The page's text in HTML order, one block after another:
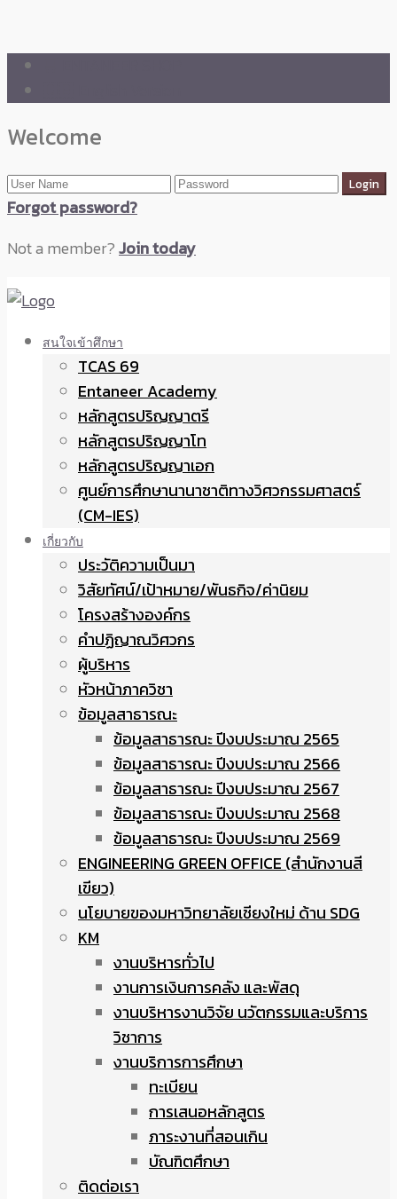
Welcome
Forgot password?
Not a member?Join today
สนใจเข้าศึกษา
TCAS 69
Entaneer Academy
หลักสูตรปริญญาตรี
หลักสูตรปริญญาโท
หลักสูตรปริญญาเอก
ศูนย์การศึกษานานาชาติทางวิศวกรรมศาสตร์
(CM-IES)
เกี่ยวกับ
ประวัติความเป็นมา
วิสัยทัศน์/เป้าหมาย/พันธกิจ/ค่านิยม
โครงสร้างองค์กร
คำปฏิญาณวิศวกร
ผู้บริหาร
หัวหน้าภาควิชา
ข้อมูลสาธารณะ
ข้อมูลสาธารณะ ปีงบประมาณ 2565
ข้อมูลสาธารณะ ปีงบประมาณ 2566
ข้อมูลสาธารณะ ปีงบประมาณ 2567
ข้อมูลสาธารณะ ปีงบประมาณ 2568
ข้อมูลสาธารณะ ปีงบประมาณ 2569
ENGINEERING GREEN OFFICE (สำนักงานสี
เขียว)
นโยบายของมหาวิทยาลัยเชียงใหม่ ด้าน SDG
KM
งานบริหารทั่วไป
งานการเงินการคลัง และพัสดุ
งานบริหารงานวิจัย นวัตกรรมและบริการ
วิชาการ
งานบริการการศึกษา
ทะเบียน
การเสนอหลักสูตร
ภาระงานที่สอนเกิน
บัณฑิตศึกษา
ติดต่อเรา